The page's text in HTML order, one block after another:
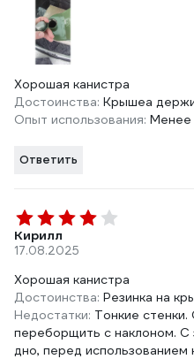
Хорошая канистра
Достоинства: Крышеа
Опыт использования: Менее
Ответить
Кирилл
17.08.2025
Хорошая канистра
Достоинства: Резинка на
Недостатки: Тонкие
переборщить с наклоном.
дно, перед использованием